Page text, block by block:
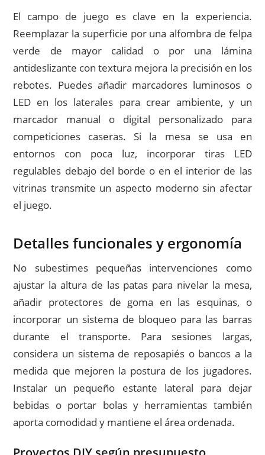
El campo de juego es clave en la experiencia.
Reemplazar la superficie por una alfombra de felpa
verde de mayor calidad o por una lámina
antideslizante con textura mejora la precisión en los
rebotes. Puedes añadir marcadores luminosos o
LED en los laterales para crear ambiente, y un
marcador manual o digital personalizado para
competiciones caseras. Si la mesa se usa en
entornos con poca luz, incorporar tiras LED
regulables debajo del borde o en el interior de las
vitrinas transmite un aspecto moderno sin afectar
el juego.
Detalles funcionales y ergonomía
No subestimes pequeñas intervenciones como
ajustar la altura de las patas para nivelar la mesa,
añadir protectores de goma en las esquinas, o
incorporar un sistema de bloqueo para las barras
durante el transporte. Para sesiones largas,
considera un sistema de reposapiés o bancos a la
medida que mejoren la postura de los jugadores.
Instalar un pequeño estante lateral para dejar
bebidas o portar bolas y herramientas también
aporta comodidad y mantiene el área ordenada.